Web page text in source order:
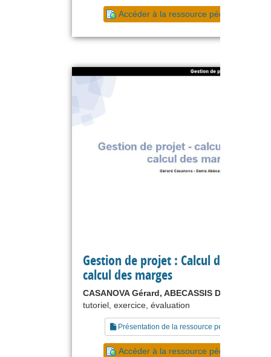
Accéder à la ressource pédagogique
Gestion de projet : Calcul des dates
calcul des marges
CASANOVA Gérard, ABECASSIS Denis
tutoriel, exercice, évaluation
Présentation de la ressource pédagogique
Accéder à la ressource pédagogique